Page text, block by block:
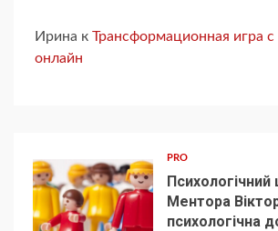
Ирина к Трансформационная игра
онлайн
PRO
Психологічний
Ментора
психологічна